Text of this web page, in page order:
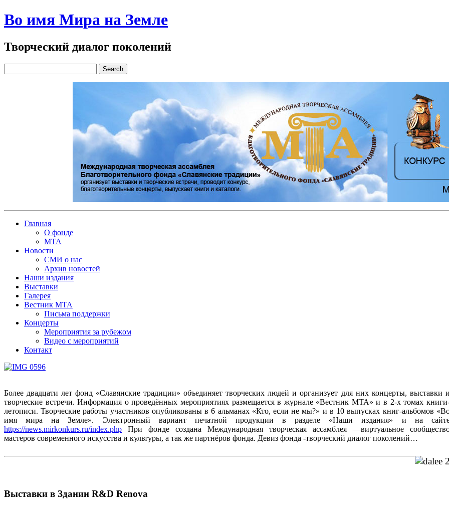
Во имя Мира на Земле
Творческий диалог поколений
Главная
О фонде
МТА
Новости
СМИ о нас
Архив новостей
Наши издания
Выставки
Галерея
Вестник МТА
Письма поддержки
Концерты
Мероприятия за рубежом
Видео с мероприятий
Контакт
Более двадцати лет фонд «Славянские традиции» объединяет творческих людей и организует для них концерты, выставки и
творческие встречи. Информация о проведённых мероприятиях размещается в журнале «Вестник МТА» и в 2-х томах
летописи. Творческие работы участников опубликованы в 6 альманах «Кто, если не мы?» и в 10 выпусках книг-альбомов
имя мира на Земле». Электронный вариант печатной продукции в разделе «Наши издания» и на
https://news.mirkonkurs.ru/index.php При фонде создана Международная творческая ассамблея —виртуальное
мастеров современного искусства и культуры, а так же партнёров фонда. Девиз фонда -творческий диалог поколений…
Выставки в Здании R&D Renova